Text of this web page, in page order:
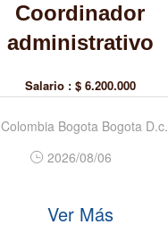
Coordinador
administrativo
Salario : $ 6.200.000
Colombia Bogota Bogota D.c.
2026/08/06
Ver Más